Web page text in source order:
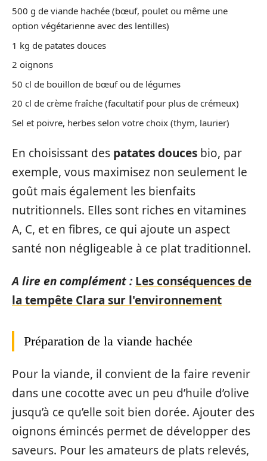
500 g de viande hachée (bœuf, poulet ou même une
option végétarienne avec des lentilles)
1 kg de patates douces
2 oignons
50 cl de bouillon de bœuf ou de légumes
20 cl de crème fraîche (facultatif pour plus de crémeux)
Sel et poivre, herbes selon votre choix (thym, laurier)
En choisissant des patates douces bio, par
exemple, vous maximisez non seulement le
goût mais également les bienfaits
nutritionnels. Elles sont riches en vitamines
A, C, et en fibres, ce qui ajoute un aspect
santé non négligeable à ce plat traditionnel.
A lire en complément : Les conséquences de
la tempête Clara sur l'environnement
Préparation de la viande hachée
Pour la viande, il convient de la faire revenir
dans une cocotte avec un peu d’huile d’olive
jusqu’à ce qu’elle soit bien dorée. Ajouter des
oignons émincés permet de développer des
saveurs. Pour les amateurs de plats relevés,